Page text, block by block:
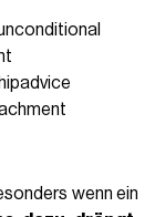
wenn ein